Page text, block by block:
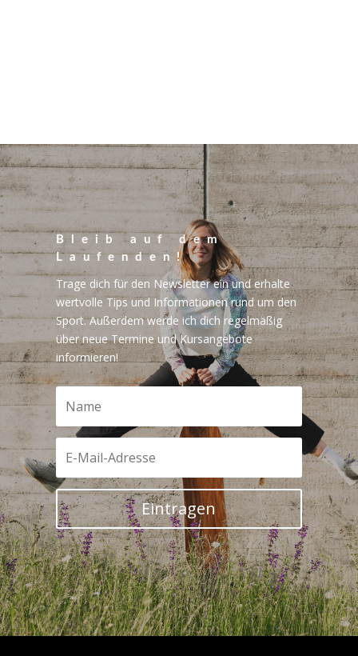
Bleib auf dem
Laufenden!
Trage dich für den Newsletter ein und erhalte
wertvolle Tips und Informationen rund um den
Sport. Außerdem werde ich dich regelmäßig
über neue Termine und Kursangebote
informieren!
Eintragen